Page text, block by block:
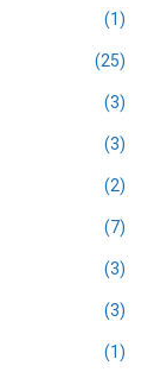
(1)
(25)
(3)
(3)
(2)
(7)
(3)
(3)
(1)